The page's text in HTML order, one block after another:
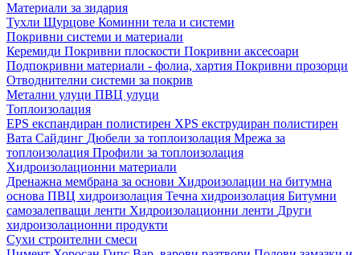
Материали за зидария
Тухли Щурцове Коминни тела и системи
Покривни системи и материали
Керемиди Покривни плоскости Покривни аксесоари
Подпокривни материали - фолиа, хартия Покривни прозорци
Отводнителни системи за покрив
Метални улуци ПВЦ улуци
Топлоизолация
EPS експандиран полистирен XPS екструдиран полистирен
Вата Сайдинг Дюбели за топлоизолация Мрежа за
топлоизолация Профили за топлоизолация
Хидроизолационни материали
Дренажна мембрана за основи Хидроизолации на битумна
основа ПВЦ хидроизолация Течна хидроизолация Битумни
самозалепващи ленти Хидроизолационни ленти Други
хидроизолационни продукти
Сухи строителни смеси